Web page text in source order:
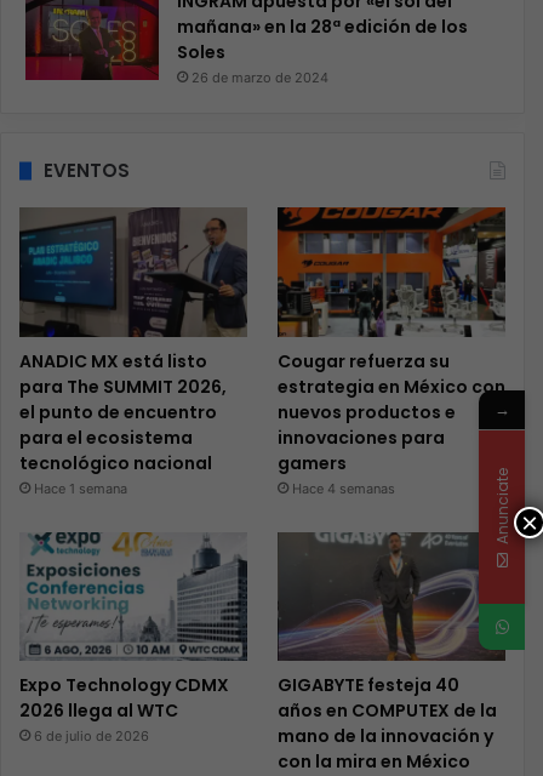
mañana» en la 28ª edición de los
Soles
26 de marzo de 2024
EVENTOS
ANADIC MX está listo
para The SUMMIT 2026,
el punto de encuentro
para el ecosistema
tecnológico nacional
Hace 1 semana
Cougar refuerza su
estrategia en México con
nuevos productos e
innovaciones para
gamers
Hace 4 semanas
Expo Technology CDMX
2026 llega al WTC
6 de julio de 2026
GIGABYTE festeja 40
años en COMPUTEX de la
mano de la innovación y
con la mira en México
×
→
Anunciate